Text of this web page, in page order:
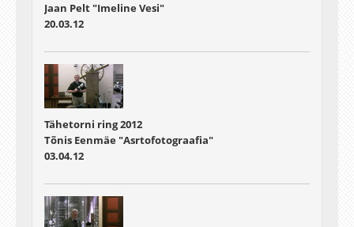
Jaan Pelt "Imeline Vesi"
20.03.12
Tähetorni ring 2012
Tõnis Eenmäe "Asrtofotograafia"
03.04.12